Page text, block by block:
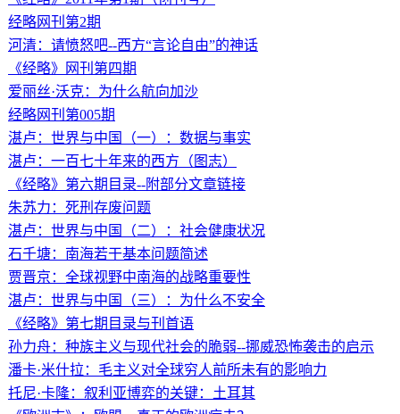
经略网刊第2期
河清：请愤怒吧--西方“言论自由”的神话
《经略》网刊第四期
爱丽丝·沃克：为什么航向加沙
经略网刊第005期
湛卢：世界与中国（一）：数据与事实
湛卢：一百七十年来的西方（图志）
《经略》第六期目录--附部分文章链接
朱苏力：死刑存废问题
湛卢：世界与中国（二）：社会健康状况
石千塘：南海若干基本问题简述
贾晋京：全球视野中南海的战略重要性
湛卢：世界与中国（三）：为什么不安全
《经略》第七期目录与刊首语
孙力舟：种族主义与现代社会的脆弱--挪威恐怖袭击的启示
潘卡·米什拉：毛主义对全球穷人前所未有的影响力
托尼·卡隆：叙利亚博弈的关键：土耳其